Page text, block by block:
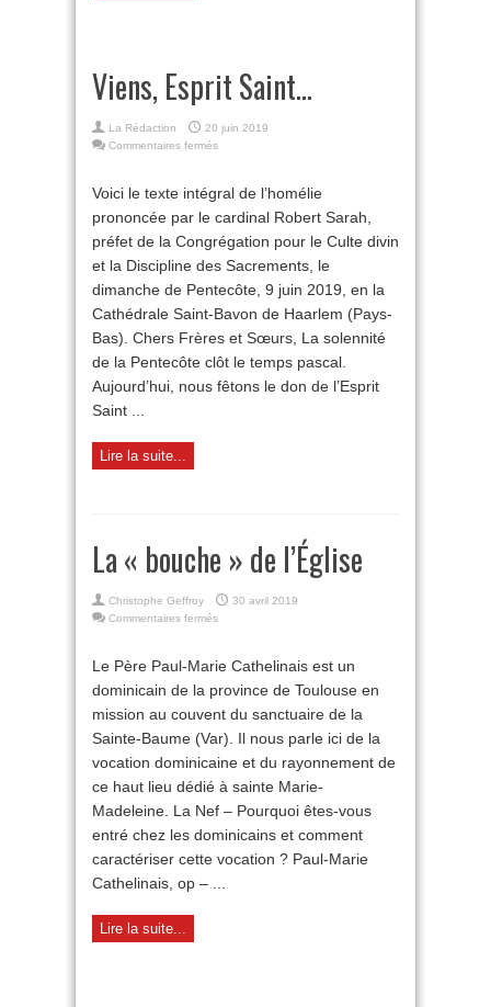
Viens, Esprit Saint…
La Rédaction
20 juin 2019
Commentaires ferméssur
Saint…
Voici le texte intégral de l’homélie
prononcée par le cardinal Robert Sarah,
préfet de la Congrégation pour le Culte divin
et la Discipline des Sacrements, le
dimanche de Pentecôte, 9 juin 2019, en la
Cathédrale Saint-Bavon de Haarlem (Pays-
Bas). Chers Frères et Sœurs, La solennité
de la Pentecôte clôt le temps pascal.
Aujourd’hui, nous fêtons le don de l’Esprit
Saint ...
Lire la suite...
La « bouche » de l’Église
Christophe Geffroy
30 avril 2019
Commentaires ferméssur
bouche
»
l’Église
Le Père Paul-Marie Cathelinais est un
dominicain de la province de Toulouse en
mission au couvent du sanctuaire de la
Sainte-Baume (Var). Il nous parle ici de la
vocation dominicaine et du rayonnement de
ce haut lieu dédié à sainte Marie-
Madeleine. La Nef – Pourquoi êtes-vous
entré chez les dominicains et comment
caractériser cette vocation ? Paul-Marie
Cathelinais, op – ...
Lire la suite...